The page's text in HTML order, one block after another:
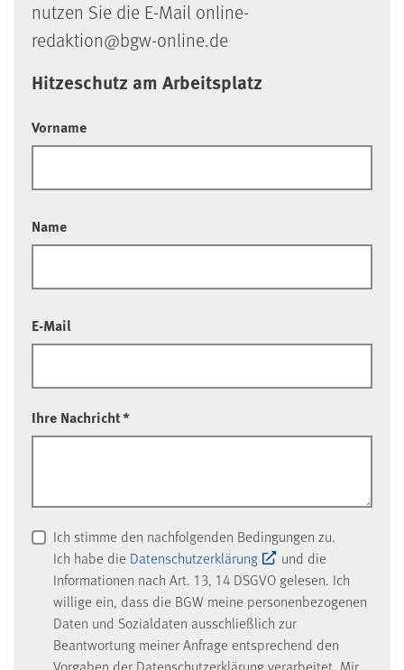
nutzen Sie die E-Mail online-
redaktion@bgw-online.de
Hitzeschutz am Arbeitsplatz
Vorname
Name
E-Mail
Ihre Nachricht*
Ich stimme den nachfolgenden Bedingungen zu.
Ich habe die Datenschutzerklärung
und die
Informationen nach Art. 13, 14 DSGVO gelesen. Ich
willige ein, dass die BGW meine personenbezogenen
Daten und Sozialdaten ausschließlich zur
Beantwortung meiner Anfrage entsprechend den
Vorgaben der Datenschutzerklärung verarbeitet. Mir